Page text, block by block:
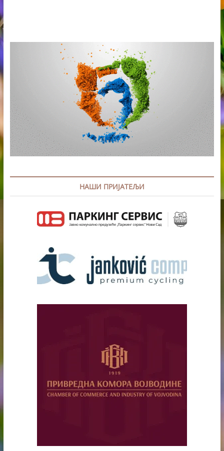
ПОЈЕДИНАЧНОГ
ПРВЕНСТВА
СРБИЈЕ
ОМЛАДИНЦЕ
НАШИ ПРИЈАТЕЉИ